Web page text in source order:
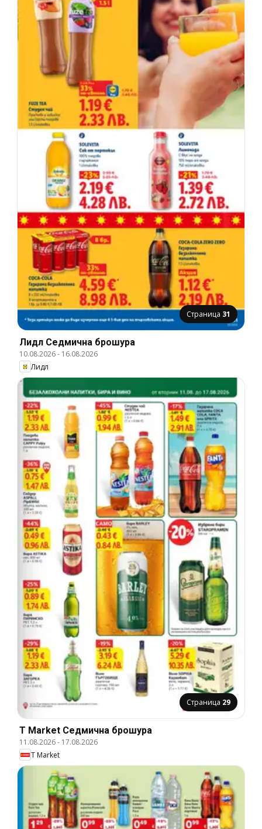
Страница 31
Лидл Cедмична брошура
10.08.2026- 16.08.2026
Лидл
Страница 29
T Market Cедмична брошура
11.08.2026- 17.08.2026
T Market